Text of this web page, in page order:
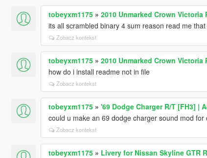
tobeyxm1175» 2010 Unmarked Crown
its all scrambled binary 4 sum reason read me that
Zobacz kontekst
tobeyxm1175» 2010 Unmarked Crown
how do i install readme not in file
Zobacz kontekst
tobeyxm1175» '69 Dodge Charger R/T [FH3] |
could u make an 69 dodge charger sound mod for
Zobacz kontekst
tobeyxm1175» Livery for Nissan Skyline GTR